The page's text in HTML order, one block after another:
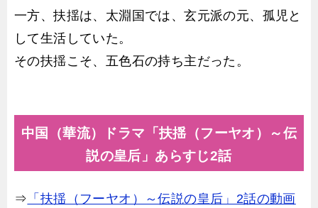
一方、扶揺は、太淵国では、玄元派の元、孤児と
して生活していた。
その扶揺こそ、五色石の持ち主だった。
中国（華流）ドラマ「扶揺（フーヤオ）～伝
説の皇后」あらすじ2話
⇒ 「扶揺（フーヤオ）～伝説の皇后」2話の動画